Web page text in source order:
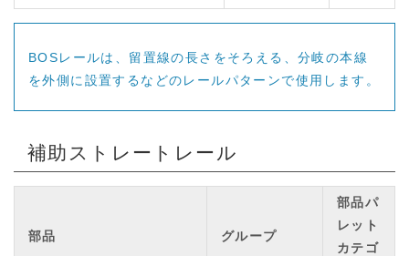
BOSレールは、留置線の長さをそろえる、分岐の本線
を外側に設置するなどのレールパターンで使用します。
補助ストレートレール
部品 グループ
部品パ
レット
カテゴ